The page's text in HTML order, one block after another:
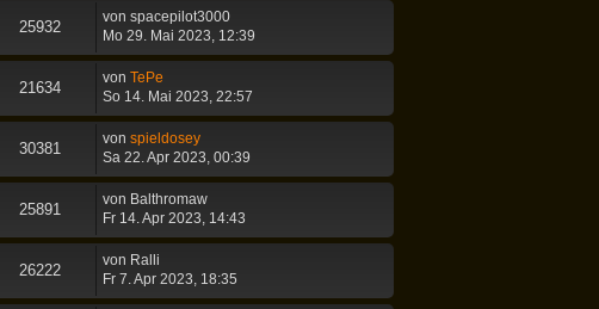
25932
von spacepilot3000
Mo 29. Mai 2023, 12:39
21634
von TePe
So 14. Mai 2023, 22:57
30381
von spieldosey
Sa 22. Apr 2023, 00:39
25891
von Balthromaw
Fr 14. Apr 2023, 14:43
26222
von Ralli
Fr 7. Apr 2023, 18:35